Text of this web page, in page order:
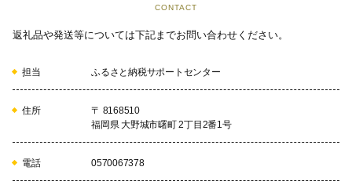
CONTACT
返礼品や発送等については下記までお問い合わせください。
担当 ふるさと納税サポートセンター
住所
〒 8168510
福岡県 大野城市曙町 2丁目2番1号
電話 0570067378